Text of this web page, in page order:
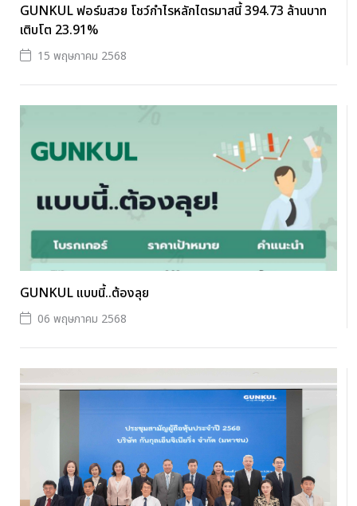
GUNKUL ฟอร์มสวย โชว์กำไรหลักไตรมาสนี้ 394.73 ล้านบาท
เติบโต 23.91%
15 พฤษภาคม 2568
GUNKUL แบบนี้..ต้องลุย
06 พฤษภาคม 2568